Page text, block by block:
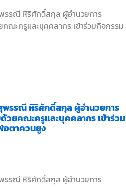
พรรณี หิริศักดิ์สกุล ผู้อำนวยการ
วยคณะครูและบุคคลากร เข้าร่วม
อตาควนยูง